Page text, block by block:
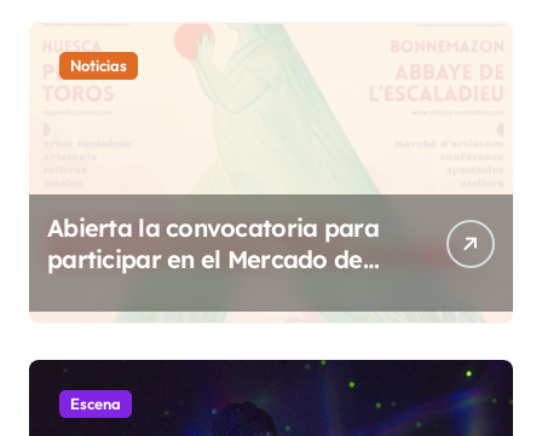
Noticias
Abierta la convocatoria para
participar en el Mercado de
Escena